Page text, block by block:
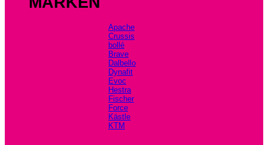
Apache
Crussis
bollé
Brave
Dalbello
Dynafit
Evoc
Hestra
Fischer
Force
Kästle
KTM